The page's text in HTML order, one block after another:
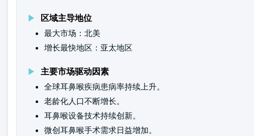
区域主导地位
最大市场：北美
增长最快地区：亚太地区
主要市场驱动因素
全球耳鼻喉疾病患病率持续上升。
老龄化人口不断增长。
耳鼻喉设备技术持续创新。
微创耳鼻喉手术需求日益增加。